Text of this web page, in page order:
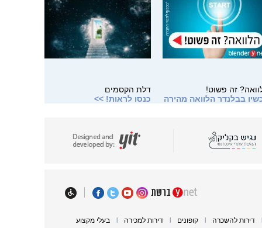
זה פשוט!
בבלנדר הלוואה מהירה
דלת הקסמים
כנסו לראות! >>
דירות להשכרה קופונים דירות למכירה בעלי מקצוע